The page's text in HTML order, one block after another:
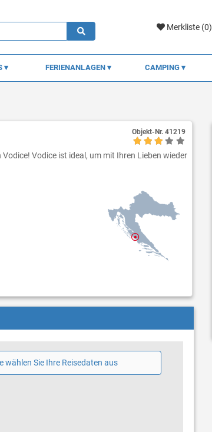
Merkliste (0)
FERIENANLAGEN CAMPING
Vodice ist ideal, um mit Ihren Lieben wieder
Objekt-Nr.41219
wählen Sie Ihre Reisedaten aus